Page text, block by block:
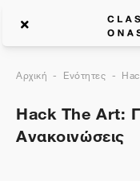
Αρχική Ενότητες
Hack The Art:
Ανακοινώσεις